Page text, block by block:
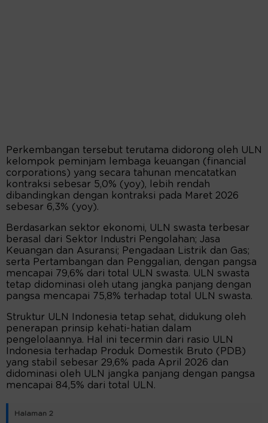
Perkembangan tersebut terutama didorong oleh ULN
kelompok peminjam lembaga keuangan (financial
corporations) yang secara tahunan mencatatkan
kontraksi sebesar 5,0% (yoy), lebih rendah
dibandingkan dengan kontraksi pada Maret 2026
sebesar 6,3% (yoy).
Berdasarkan sektor ekonomi, ULN swasta terbesar
berasal dari Sektor Industri Pengolahan; Jasa
Keuangan dan Asuransi; Pengadaan Listrik dan Gas;
serta Pertambangan dan Penggalian, dengan pangsa
mencapai 79,6% dari total ULN swasta. ULN swasta
tetap didominasi oleh utang jangka panjang dengan
pangsa mencapai 75,8% terhadap total ULN swasta.
Struktur ULN Indonesia tetap sehat, didukung oleh
penerapan prinsip kehati-hatian dalam
pengelolaannya. Hal ini tecermin dari rasio ULN
Indonesia terhadap Produk Domestik Bruto (PDB)
yang stabil sebesar 29,6% pada April 2026 dan
didominasi oleh ULN jangka panjang dengan pangsa
mencapai 84,5% dari total ULN.
Halaman 2